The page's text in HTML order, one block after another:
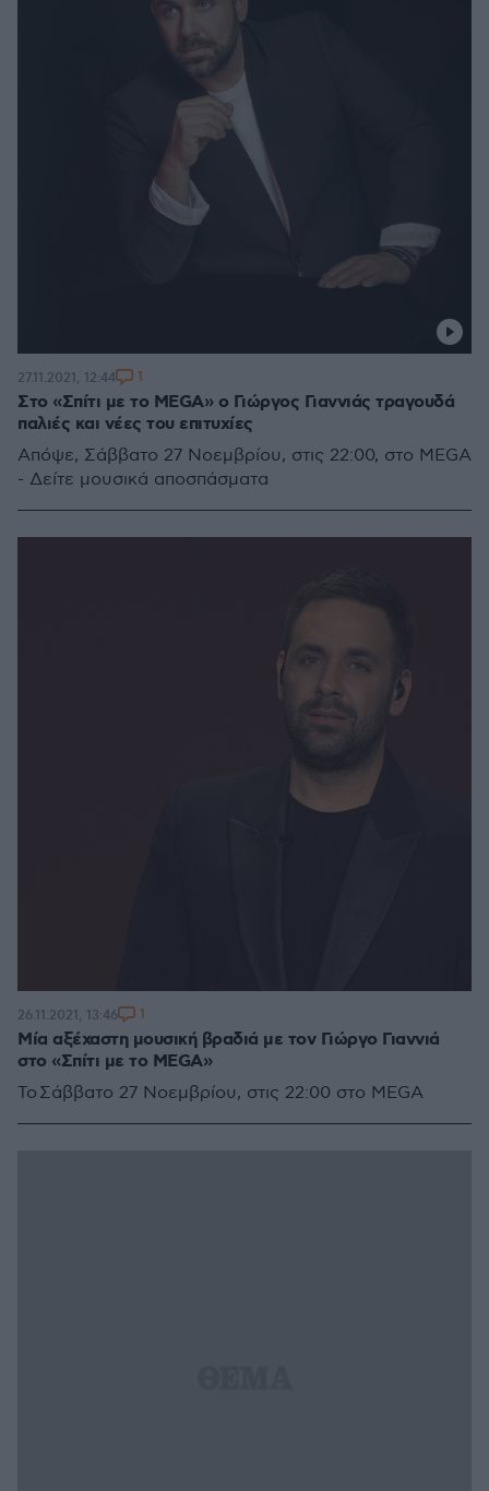
Στο «Σπίτι με το MEGA» ο Γιώργος Γιαννιάς τραγουδά
παλιές και νέες του επιτυχίες
Απόψε, Σάββατο 27 Νοεμβρίου, στις 22:00, στο MEGA
- Δείτε μουσικά αποσπάσματα
27.11.2021, 12:44 1
Μία αξέχαστη μουσική βραδιά με τον Γιώργο Γιαννιά
στο «Σπίτι με το MEGA»
Το Σάββατο 27 Νοεμβρίου, στις 22:00 στο MEGA
26.11.2021, 13:46 1